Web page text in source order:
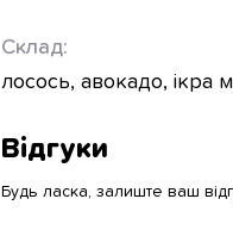
Склад:
лосось, авокадо, ікра
Відгуки
Будь ласка, залиште ваш